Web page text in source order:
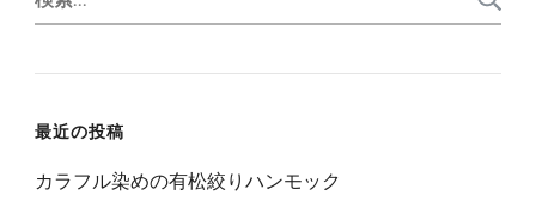
索:
最近の投稿
カラフル染めの有松絞りハンモック